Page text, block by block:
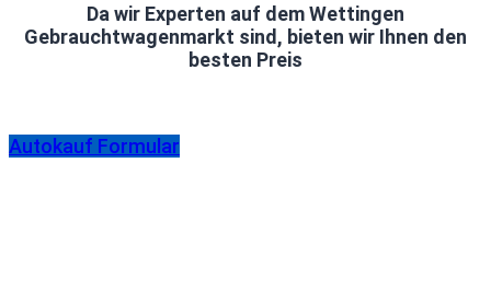
Da wir Experten auf dem Wettingen
Gebrauchtwagenmarkt sind, bieten wir Ihnen den
besten Preis
Autokauf Formular